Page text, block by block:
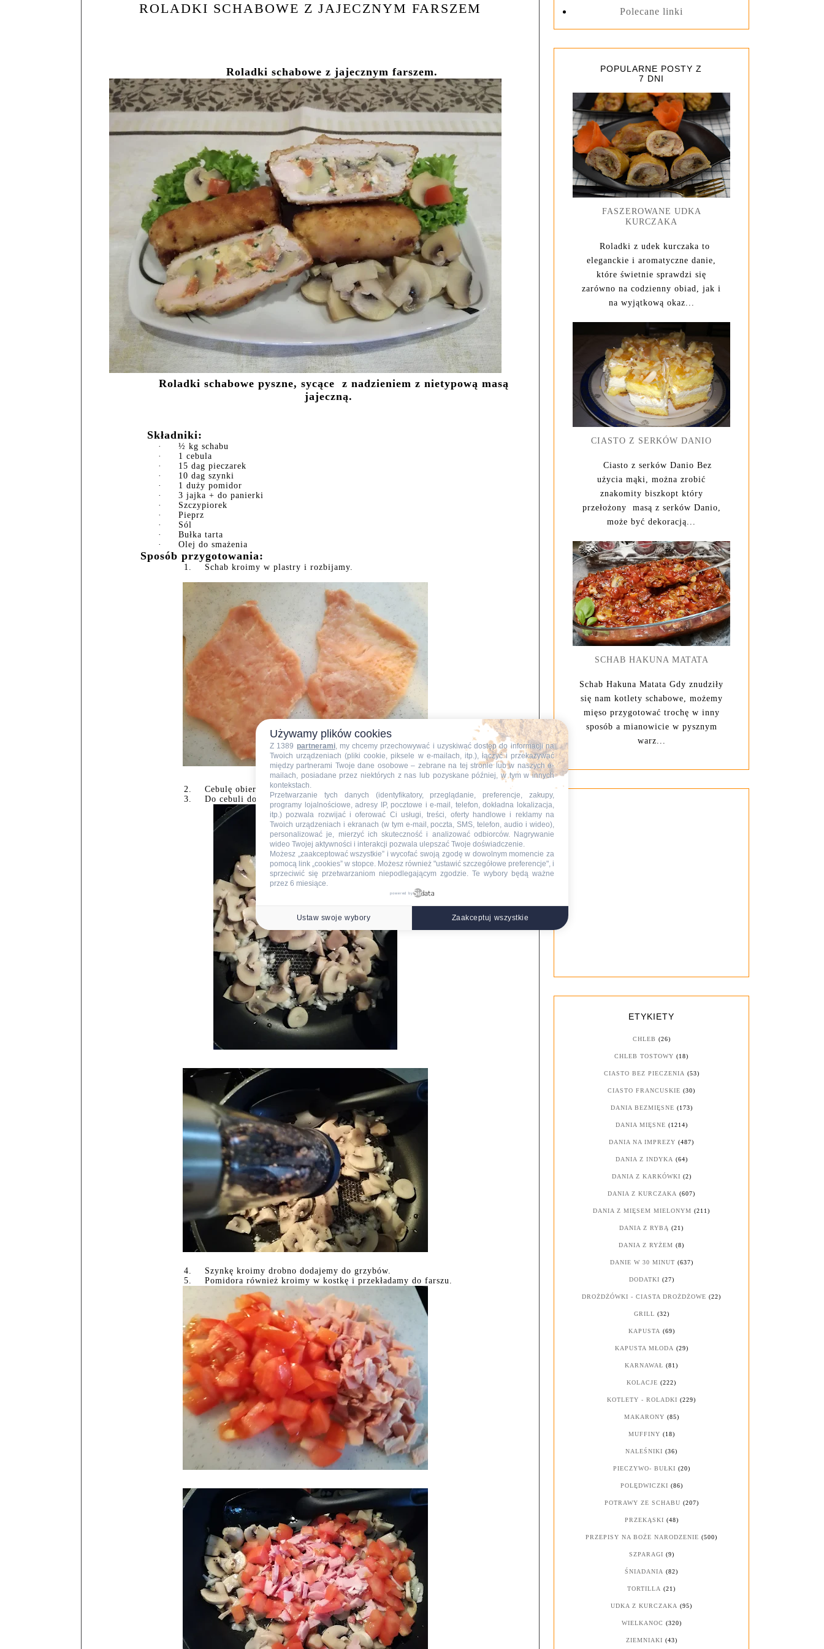
ROLADKI SCHABOWE Z JAJECZNYM FARSZEM
Roladki schabowe z jajecznym farszem.
Roladki schabowe pyszne, sycące z nadzieniem z nietypową masą
jajeczną.
Składniki:
·
½ kg schabu
·
1 cebula
·
15 dag pieczarek
·
10 dag szynki
·
1 duży pomidor
·
3 jajka + do panierki
·
Szczypiorek
·
Pieprz
·
Sól
·
Bułka tarta
·
Olej do smażenia
Sposób przygotowania:
1. Schab kroimy w plastry i rozbijamy.
2.
Cebulę obieramy, kroimy drobno i prużymy na oleju.
3.
Do cebuli dodajemy pieczarki doprawiając pieprzem oraz solą.
4.
Szynkę kroimy drobno dodajemy do grzybów.
5.
Pomidora również kroimy w kostkę i przekładamy do farszu.
Polecane linki
POPULARNE POSTY Z
7 DNI
FASZEROWANE UDKA
KURCZAKA
Roladki z udek kurczaka to
eleganckie i aromatyczne danie,
które świetnie sprawdzi się
zarówno na codzienny obiad, jak i
na wyjątkową okaz...
CIASTO Z SERKÓW DANIO
Ciasto z serków Danio Bez
użycia mąki, można zrobić
znakomity biszkopt który
przełożony masą z serków Danio,
może być dekoracją...
SCHAB HAKUNA MATATA
Schab Hakuna Matata Gdy znudziły
się nam kotlety schabowe, możemy
mięso przygotować trochę w inny
sposób a mianowicie w pysznym
warz...
ETYKIETY
CHLEB (26)
CHLEB TOSTOWY (18)
CIASTO BEZ PIECZENIA (53)
CIASTO FRANCUSKIE (30)
DANIA BEZMIĘSNE (173)
DANIA MIĘSNE (1214)
DANIA NA IMPREZY (487)
DANIA Z INDYKA (64)
DANIA Z KARKÓWKI (2)
DANIA Z KURCZAKA (607)
DANIA Z MIĘSEM MIELONYM (211)
DANIA Z RYBĄ (21)
DANIA Z RYŻEM (8)
DANIE W 30 MINUT (637)
DODATKI (27)
DROŻDŻÓWKI - CIASTA DROŻDŻOWE (22)
GRILL (32)
KAPUSTA (69)
KAPUSTA MŁODA (29)
KARNAWAŁ (81)
KOLACJE (222)
KOTLETY - ROLADKI (229)
MAKARONY (85)
MUFFINY (18)
NALEŚNIKI (36)
PIECZYWO- BUŁKI (20)
POLĘDWICZKI (86)
POTRAWY ZE SCHABU (207)
PRZEKĄSKI (48)
PRZEPISY NA BOŻE NARODZENIE (500)
SZPARAGI (9)
ŚNIADANIA (82)
TORTILLA (21)
UDKA Z KURCZAKA (95)
WIELKANOC (320)
ZIEMNIAKI (43)
Używamy plików cookies
Z 1389 partnerami, my chcemy przechowywać i uzyskiwać dostęp do informacji na
Twoich urządzeniach (pliki cookie, piksele w e-mailach, itp.), łączyć i przekazywać
między partnerami Twoje dane osobowe – zebrane na tej stronie lub w naszych e-
mailach, posiadane przez niektórych z nas lub pozyskane później, w tym w innych
kontekstach.
Przetwarzanie tych danych (identyfikatory, przeglądanie, preferencje, zakupy,
programy lojalnościowe, adresy IP, pocztowe i e-mail, telefon, dokładna lokalizacja,
itp.) pozwala rozwijać i oferować Ci usługi, treści, oferty handlowe i reklamy na
Twoich urządzeniach i ekranach (w tym e-mail, poczta, SMS, telefon, audio i wideo),
personalizować je, mierzyć ich skuteczność i analizować odbiorców. Nagrywanie
wideo Twojej aktywności i interakcji pozwala ulepszać Twoje doświadczenie.
Możesz „zaakceptować wszystkie” i wycofać swoją zgodę w dowolnym momencie za
pomocą link „cookies” w stopce. Możesz również "ustawić szczegółowe preferencje", i
sprzeciwić się przetwarzaniom niepodlegającym zgodzie. Te wybory będą ważne
przez 6 miesiące.
powered by
Ustaw swoje wybory Zaakceptuj wszystkie